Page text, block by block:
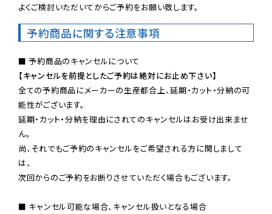
よくご検討いただいてからご予約をお願い致します。
予約商品に関する注意事項
【キャンセルを前提としたご予約は絶対にお止め下さい】
全ての予約商品にメーカーの生産都合上、延期・カット・分納の可
能性がございます。
延期・カット・分納を理由にされてのキャンセルはお受け出来ませ
ん。
尚、それでもご予約のキャンセルをご希望される方に関しまして
は、
次回からのご予約をお断りさせていただく場合もございます。
■ キャンセル可能な場合、キャンセル扱いとなる場合